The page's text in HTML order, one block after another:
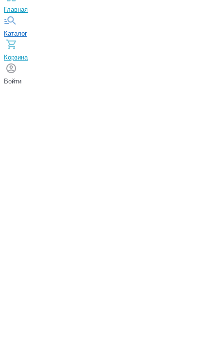
Главная
Каталог
Корзина
Войти